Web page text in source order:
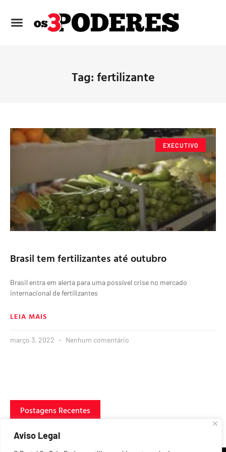
Aviso Legal
Tag: fertilizante
EXECUTIVO
Brasil tem fertilizantes até outubro
Brasil entra em alerta para uma possível crise no mercado
internacional de fertilizantes
LEIA MAIS
março 3, 2022 Nenhum comentário
Postagens Recentes